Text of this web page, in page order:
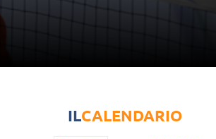
ILCALENDARIO